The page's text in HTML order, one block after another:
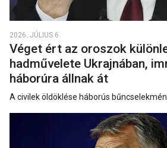
2026. JÚLIUS 6.
Véget ért az oroszok
hadművelete Ukrajnában,
háborúra állnak át
A civilek öldöklése háborús